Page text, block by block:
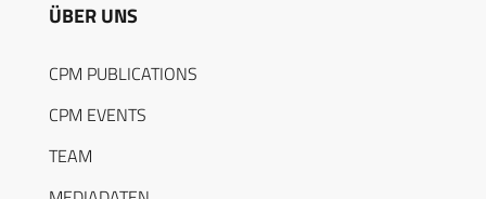
ÜBER UNS
CPM PUBLICATIONS
CPM EVENTS
TEAM